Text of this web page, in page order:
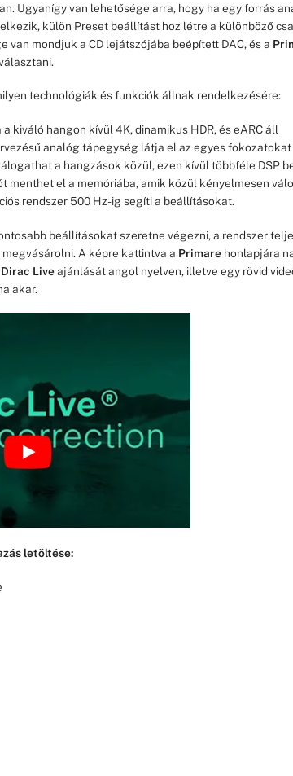
Ugyanígy van lehetősége arra, hogy ha egy forrás
külön Preset beállítást hoz létre a különböző
van mondjuk a CD lejátszójába beépített DAC, és a
technológiák és funkciók állnak rendelkezésére:
kiváló hangon kívül 4K, dinamikus HDR, és eARC áll
analóg tápegység látja el az egyes fokozatokat
a hangzások közül, ezen kívül többféle DSP
menthet el a memóriába, amik közül kényelmesen
rendszer 500 Hz-ig segíti a beállításokat.
beállításokat szeretne végezni, a rendszer
A képre kattintva a Primare honlapjára
Dirac Liveajánlását angol nyelven, illetve egy rövid
akar.
letöltése: